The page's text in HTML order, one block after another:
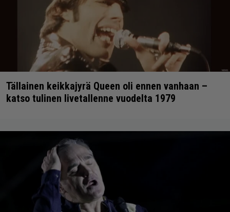
Tällainen keikkajyrä Queen oli ennen vanhaan –
katso tulinen livetallenne vuodelta 1979